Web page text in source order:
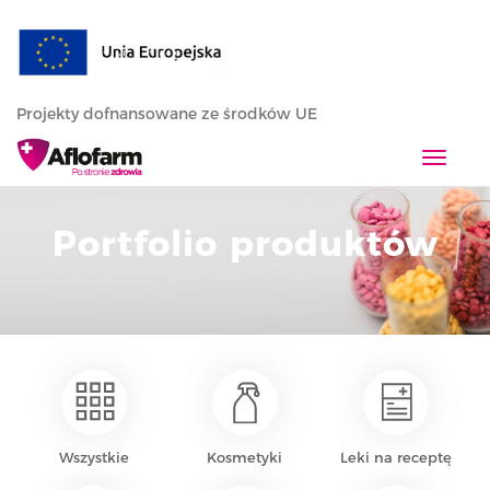
Projekty dofnansowane ze środków UE
T
o
g
g
l
e
n
a
Portfolio produktów
Wszystkie Kosmetyki Leki na receptę